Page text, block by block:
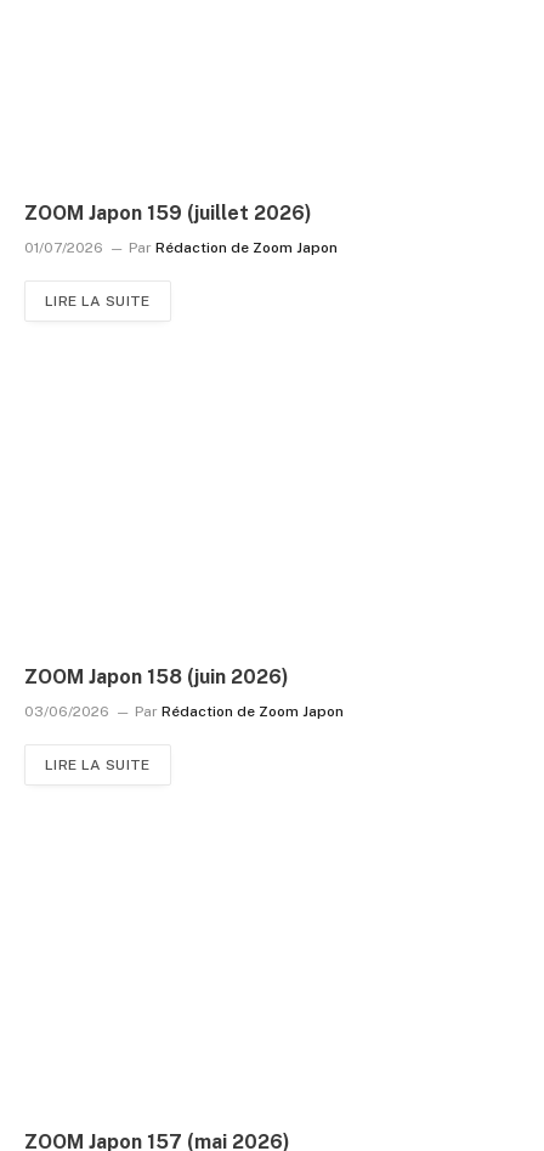
ZOOM Japon 159 (juillet 2026)
01/07/2026 Par Rédaction de Zoom Japon
LIRE LA SUITE
ZOOM Japon 158 (juin 2026)
03/06/2026 Par Rédaction de Zoom Japon
LIRE LA SUITE
ZOOM Japon 157 (mai 2026)